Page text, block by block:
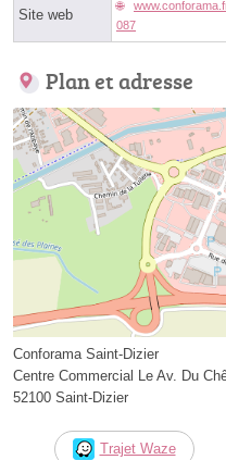
Site web
087
Plan et adresse
Conforama Saint-Dizier
Centre Commercial Le Av. Du
52100 Saint-Dizier
Trajet Waze